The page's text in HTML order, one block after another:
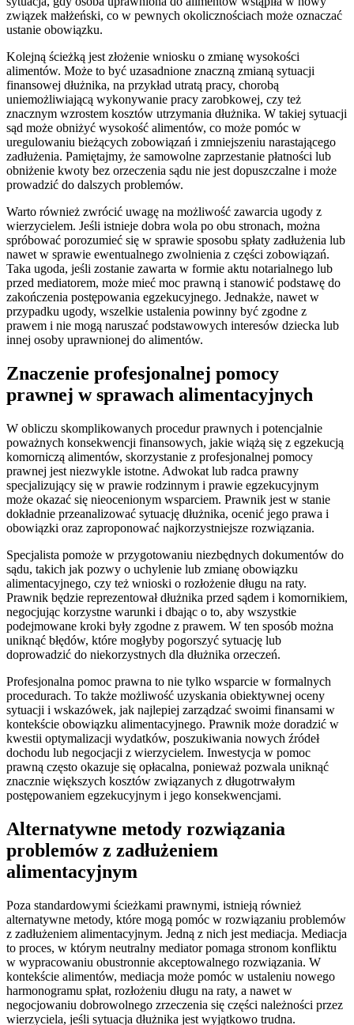
związek małżeński, co w pewnych okolicznościach może oznaczać
ustanie obowiązku.
Kolejną ścieżką jest złożenie wniosku o zmianę wysokości
alimentów. Może to być uzasadnione znaczną zmianą sytuacji
finansowej dłużnika, na przykład utratą pracy, chorobą
uniemożliwiającą wykonywanie pracy zarobkowej, czy też
znacznym wzrostem kosztów utrzymania dłużnika. W takiej sytuacji
sąd może obniżyć wysokość alimentów, co może pomóc w
uregulowaniu bieżących zobowiązań i zmniejszeniu narastającego
zadłużenia. Pamiętajmy, że samowolne zaprzestanie płatności lub
obniżenie kwoty bez orzeczenia sądu nie jest dopuszczalne i może
prowadzić do dalszych problemów.
Warto również zwrócić uwagę na możliwość zawarcia ugody z
wierzycielem. Jeśli istnieje dobra wola po obu stronach, można
spróbować porozumieć się w sprawie sposobu spłaty zadłużenia lub
nawet w sprawie ewentualnego zwolnienia z części zobowiązań.
Taka ugoda, jeśli zostanie zawarta w formie aktu notarialnego lub
przed mediatorem, może mieć moc prawną i stanowić podstawę do
zakończenia postępowania egzekucyjnego. Jednakże, nawet w
przypadku ugody, wszelkie ustalenia powinny być zgodne z
prawem i nie mogą naruszać podstawowych interesów dziecka lub
innej osoby uprawnionej do alimentów.
Znaczenie profesjonalnej pomocy
prawnej w sprawach alimentacyjnych
W obliczu skomplikowanych procedur prawnych i potencjalnie
poważnych konsekwencji finansowych, jakie wiążą się z egzekucją
komorniczą alimentów, skorzystanie z profesjonalnej pomocy
prawnej jest niezwykle istotne. Adwokat lub radca prawny
specjalizujący się w prawie rodzinnym i prawie egzekucyjnym
może okazać się nieocenionym wsparciem. Prawnik jest w stanie
dokładnie przeanalizować sytuację dłużnika, ocenić jego prawa i
obowiązki oraz zaproponować najkorzystniejsze rozwiązania.
Specjalista pomoże w przygotowaniu niezbędnych dokumentów do
sądu, takich jak pozwy o uchylenie lub zmianę obowiązku
alimentacyjnego, czy też wnioski o rozłożenie długu na raty.
Prawnik będzie reprezentował dłużnika przed sądem i komornikiem,
negocjując korzystne warunki i dbając o to, aby wszystkie
podejmowane kroki były zgodne z prawem. W ten sposób można
uniknąć błędów, które mogłyby pogorszyć sytuację lub
doprowadzić do niekorzystnych dla dłużnika orzeczeń.
Profesjonalna pomoc prawna to nie tylko wsparcie w formalnych
procedurach. To także możliwość uzyskania obiektywnej oceny
sytuacji i wskazówek, jak najlepiej zarządzać swoimi finansami w
kontekście obowiązku alimentacyjnego. Prawnik może doradzić w
kwestii optymalizacji wydatków, poszukiwania nowych źródeł
dochodu lub negocjacji z wierzycielem. Inwestycja w pomoc
prawną często okazuje się opłacalna, ponieważ pozwala uniknąć
znacznie większych kosztów związanych z długotrwałym
postępowaniem egzekucyjnym i jego konsekwencjami.
Alternatywne metody rozwiązania
problemów z zadłużeniem
alimentacyjnym
Poza standardowymi ścieżkami prawnymi, istnieją również
alternatywne metody, które mogą pomóc w rozwiązaniu problemów
z zadłużeniem alimentacyjnym. Jedną z nich jest mediacja. Mediacja
to proces, w którym neutralny mediator pomaga stronom konfliktu
w wypracowaniu obustronnie akceptowalnego rozwiązania. W
kontekście alimentów, mediacja może pomóc w ustaleniu nowego
harmonogramu spłat, rozłożeniu długu na raty, a nawet w
negocjowaniu dobrowolnego zrzeczenia się części należności przez
wierzyciela, jeśli sytuacja dłużnika jest wyjątkowo trudna.